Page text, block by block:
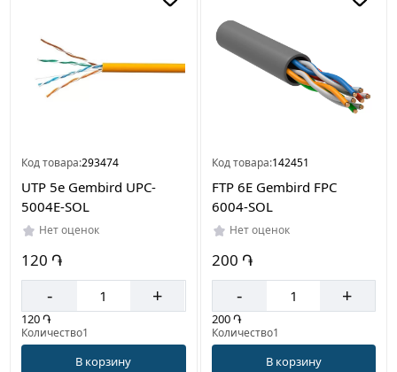
Код товара:293474
UTP 5e Gembird UPC-
5004E-SOL
Нет оценок
120 ֏
- +
120 ֏
Количество1
В корзину
Код товара:142451
FTP 6E Gembird FPC
6004-SOL
Нет оценок
200 ֏
- +
200 ֏
Количество1
В корзину